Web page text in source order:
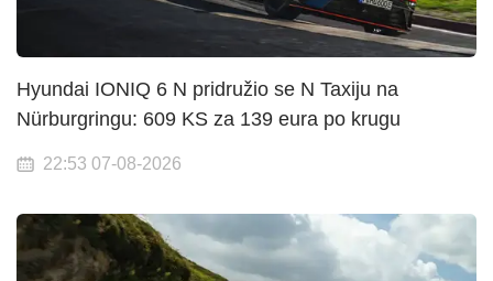
Hyundai IONIQ 6 N pridružio se N Taxiju na
Nürburgringu: 609 KS za 139 eura po krugu
22:53 07-08-2026